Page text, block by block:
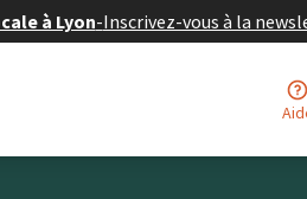
à Lyon-Inscrivez-vous à la